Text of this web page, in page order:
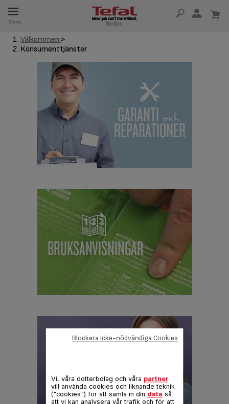
Meny
Välkommen >
Konsumenttjänster
Vi, våra dotterbolag och våra partner
vill använda cookies och liknande teknik
("cookies") för att samla in din data så
att vi kan analysera vår trafik och för att
Blockera icke-nödvändiga Cookies